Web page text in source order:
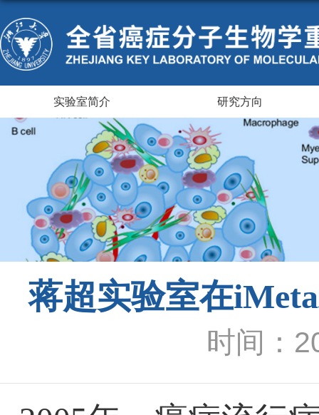
实验室简介 研究方向
蒋超实验室在
时间：